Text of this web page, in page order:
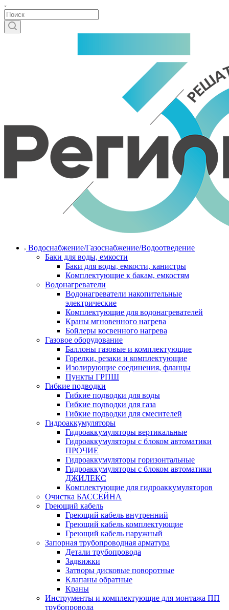
Водоснабжение/Газоснабжение/Водоотведение
Баки для воды, емкости
Баки для воды, емкости, канистры
Комплектующие к бакам, емкостям
Водонагреватели
Водонагреватели накопительные
электрические
Комплектующие для водонагревателей
Краны мгновенного нагрева
Бойлеры косвенного нагрева
Газовое оборудование
Баллоны газовые и комплектующие
Горелки, резаки и комплектующие
Изолирующие соединения, фланцы
Пункты ГРПШ
Гибкие подводки
Гибкие подводки для воды
Гибкие подводки для газа
Гибкие подводки для смесителей
Гидроаккумуляторы
Гидроаккумуляторы вертикальные
Гидроаккумуляторы с блоком автоматики
ПРОЧИЕ
Гидроаккумуляторы горизонтальные
Гидроаккумуляторы с блоком автоматики
ДЖИЛЕКС
Комплектующие для гидроаккумуляторов
Очистка БАССЕЙНА
Греющий кабель
Греющий кабель внутренний
Греющий кабель комплектующие
Греющий кабель наружный
Запорная трубопроводная арматура
Детали трубопровода
Задвижки
Затворы дисковые поворотные
Клапаны обратные
Краны
Инструменты и комплектующие для монтажа ПП
трубопровода